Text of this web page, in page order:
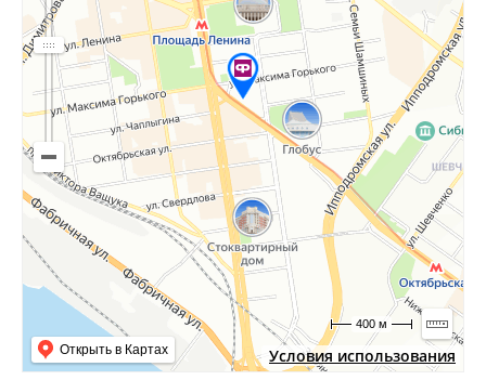
Условия использования
Открыть в Картах
400 м